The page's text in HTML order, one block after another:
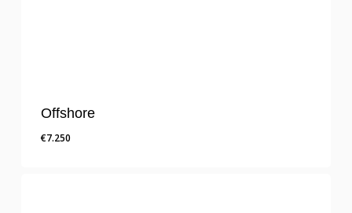
Offshore
€7.250